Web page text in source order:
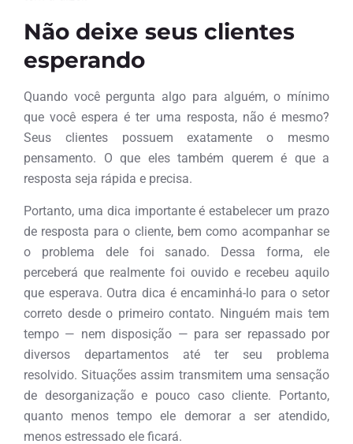
Não deixe seus clientes
esperando
Quando você pergunta algo para alguém, o mínimo
que você espera é ter uma resposta, não é mesmo?
Seus clientes possuem exatamente o mesmo
pensamento. O que eles também querem é que a
resposta seja rápida e precisa.
Portanto, uma dica importante é estabelecer um prazo
de resposta para o cliente, bem como acompanhar se
o problema dele foi sanado. Dessa forma, ele
perceberá que realmente foi ouvido e recebeu aquilo
que esperava. Outra dica é encaminhá-lo para o setor
correto desde o primeiro contato. Ninguém mais tem
tempo — nem disposição — para ser repassado por
diversos departamentos até ter seu problema
resolvido. Situações assim transmitem uma sensação
de desorganização e pouco caso cliente. Portanto,
quanto menos tempo ele demorar a ser atendido,
menos estressado ele ficará.